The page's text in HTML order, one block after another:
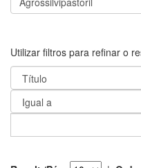
Utilizar filtros para refinar o